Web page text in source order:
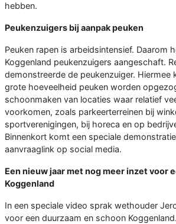
hebben.
Peukenzuigers bij aanpak peuken
Peuken rapen is arbeidsintensief. Daarom
Koggenland peukenzuigers aangeschaft.
demonstreerde de peukenzuiger. Hiermee
grote hoeveelheid peuken worden
schoonmaken van locaties waar relatief
voorkomen, zoals parkeerterreinen bij
sportverenigingen, bij horeca en op
Binnenkort komt een speciale
aanvraaglink op social media.
Een nieuw jaar met nog meer inzet voor
Koggenland
In een speciale video sprak wethouder
voor een duurzaam en schoon